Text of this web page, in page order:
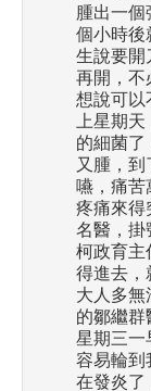
腫出一
個小時
生說要
再開，
想說可以
上星期
的細菌
又腫，
嚥，痛苦
疼痛來
名醫，
柯政育
得進去，
大人多
的鄒繼群
星期三一
容易輪
在發炎了